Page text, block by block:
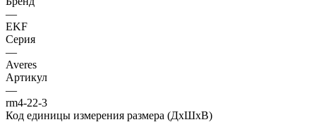
—
EKF
Серия
—
Averes
Артикул
—
rm4-22-3
Код единицы измерения размера (ДхШхВ)